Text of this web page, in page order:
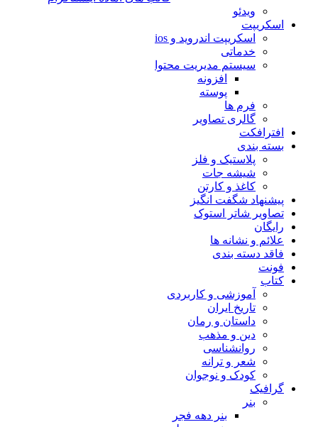
ویدئو
اسکریپت
اسکریپت اندروید و ios
خدماتی
سیستم مدیریت محتوا
افزونه
پوسته
فرم ها
گالری تصاویر
افترافکت
بسته بندی
پلاستیک و فلز
شیشه جات
کاغذ و کارتن
پیشنهاد شگفت انگیز
تصاویر شاتر استوک
رایگان
علائم و نشانه ها
فاقد دسته بندی
فونت
کتاب
آموزشی و کاربردی
تاریخ ایران
داستان و رمان
دین و مذهب
روانشناسی
شعر و ترانه
کودک و نوجوان
گرافیک
بنر
بنر دهه فجر